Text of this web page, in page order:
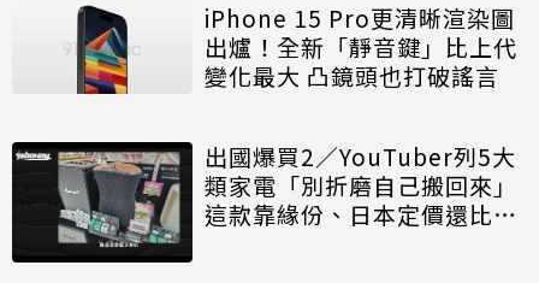
iPhone 15 Pro更清晰渲染圖
出爐！全新「靜音鍵」比上代
變化最大 凸鏡頭也打破謠言
出國爆買2／YouTuber列5大
類家電「別折磨自己搬回來」
這款靠緣份、日本定價還比台